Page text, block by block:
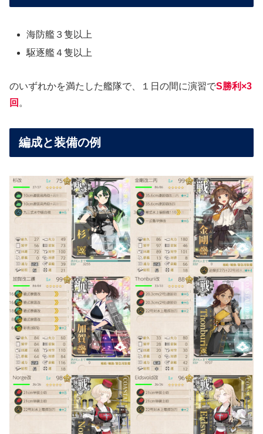
海防艦３隻以上
駆逐艦４隻以上
のいずれかを満たした艦隊で、１日の間に演習でS勝利×3
回 。
編成と装備の例